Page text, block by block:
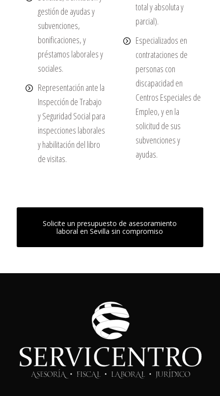
gestión de ayudas y
subvenciones,
bonificaciones, y
préstamos laborales y
sociales.
Representación ante la
Inspección de Trabajo
y Seguridad Social para
inspecciones laborales
y habilitación del libro
de visitas.
total y absoluta y
parcial).
Especializados en
contrataciones de
personas con
discapacidad en
Centros Especiales de
Empleo, y en la
solicitud de sus
subvenciones y
ayudas.
Solicite un presupuesto de asesoramiento
laboral en Sevilla sin compromiso